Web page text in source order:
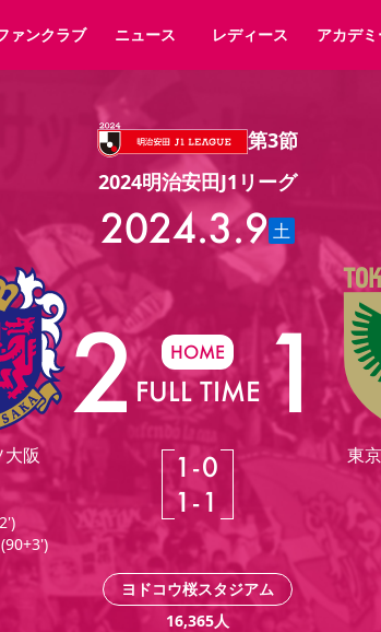
ハナサカプレーヤー
法人シーズンシート 福祉サービス
観戦マナー&ルール
ツアー よくある質問
セレッソアイデアちょうだいな
応援商店街
レポート
SPORT POSITIVE LEAGUES
セレッソスポーツパーク舞洲
ースクール
大人のサッカースクール
ァンクラブ
まいセレチケット
会員規定
ニュース
パートナー スポーツクラブ メディア
レディース アカデ
第3節
2024明治安田J1リーグ
2024.3.9土
阪
)
(90+3')
2 HOME
FULL TIME1
1-0
1-1
東
ヨドコウ桜スタジアム
16,365人